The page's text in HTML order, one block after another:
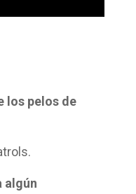
los pelos de
algún